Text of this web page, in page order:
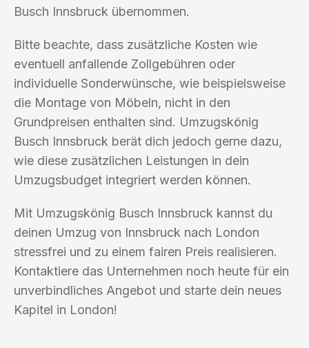
Busch Innsbruck übernommen.
Bitte beachte, dass zusätzliche Kosten wie
eventuell anfallende Zollgebühren oder
individuelle Sonderwünsche, wie beispielsweise
die Montage von Möbeln, nicht in den
Grundpreisen enthalten sind. Umzugskönig
Busch Innsbruck berät dich jedoch gerne dazu,
wie diese zusätzlichen Leistungen in dein
Umzugsbudget integriert werden können.
Mit Umzugskönig Busch Innsbruck kannst du
deinen Umzug von Innsbruck nach London
stressfrei und zu einem fairen Preis realisieren.
Kontaktiere das Unternehmen noch heute für ein
unverbindliches Angebot und starte dein neues
Kapitel in London!